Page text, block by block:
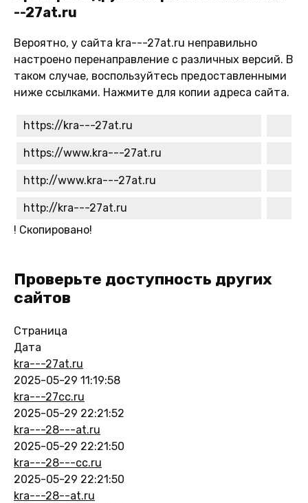
--27at.ru
Вероятно, у сайта kra---27at.ru неправильно
настроено перенаправление с различных версий. В
таком случае, воспользуйтесь предоставленными
ниже ссылками. Нажмите для копии адреса сайта.
https://kra---27at.ru
https://www.kra---27at.ru
http://www.kra---27at.ru
http://kra---27at.ru
! Скопировано!
Проверьте доступность других
сайтов
Страница
Дата
kra---27at.ru
2025-05-29 11:19:58
kra---27cc.ru
2025-05-29 22:21:52
kra---28---at.ru
2025-05-29 22:21:50
kra---28---cc.ru
2025-05-29 22:21:50
kra---28--at.ru